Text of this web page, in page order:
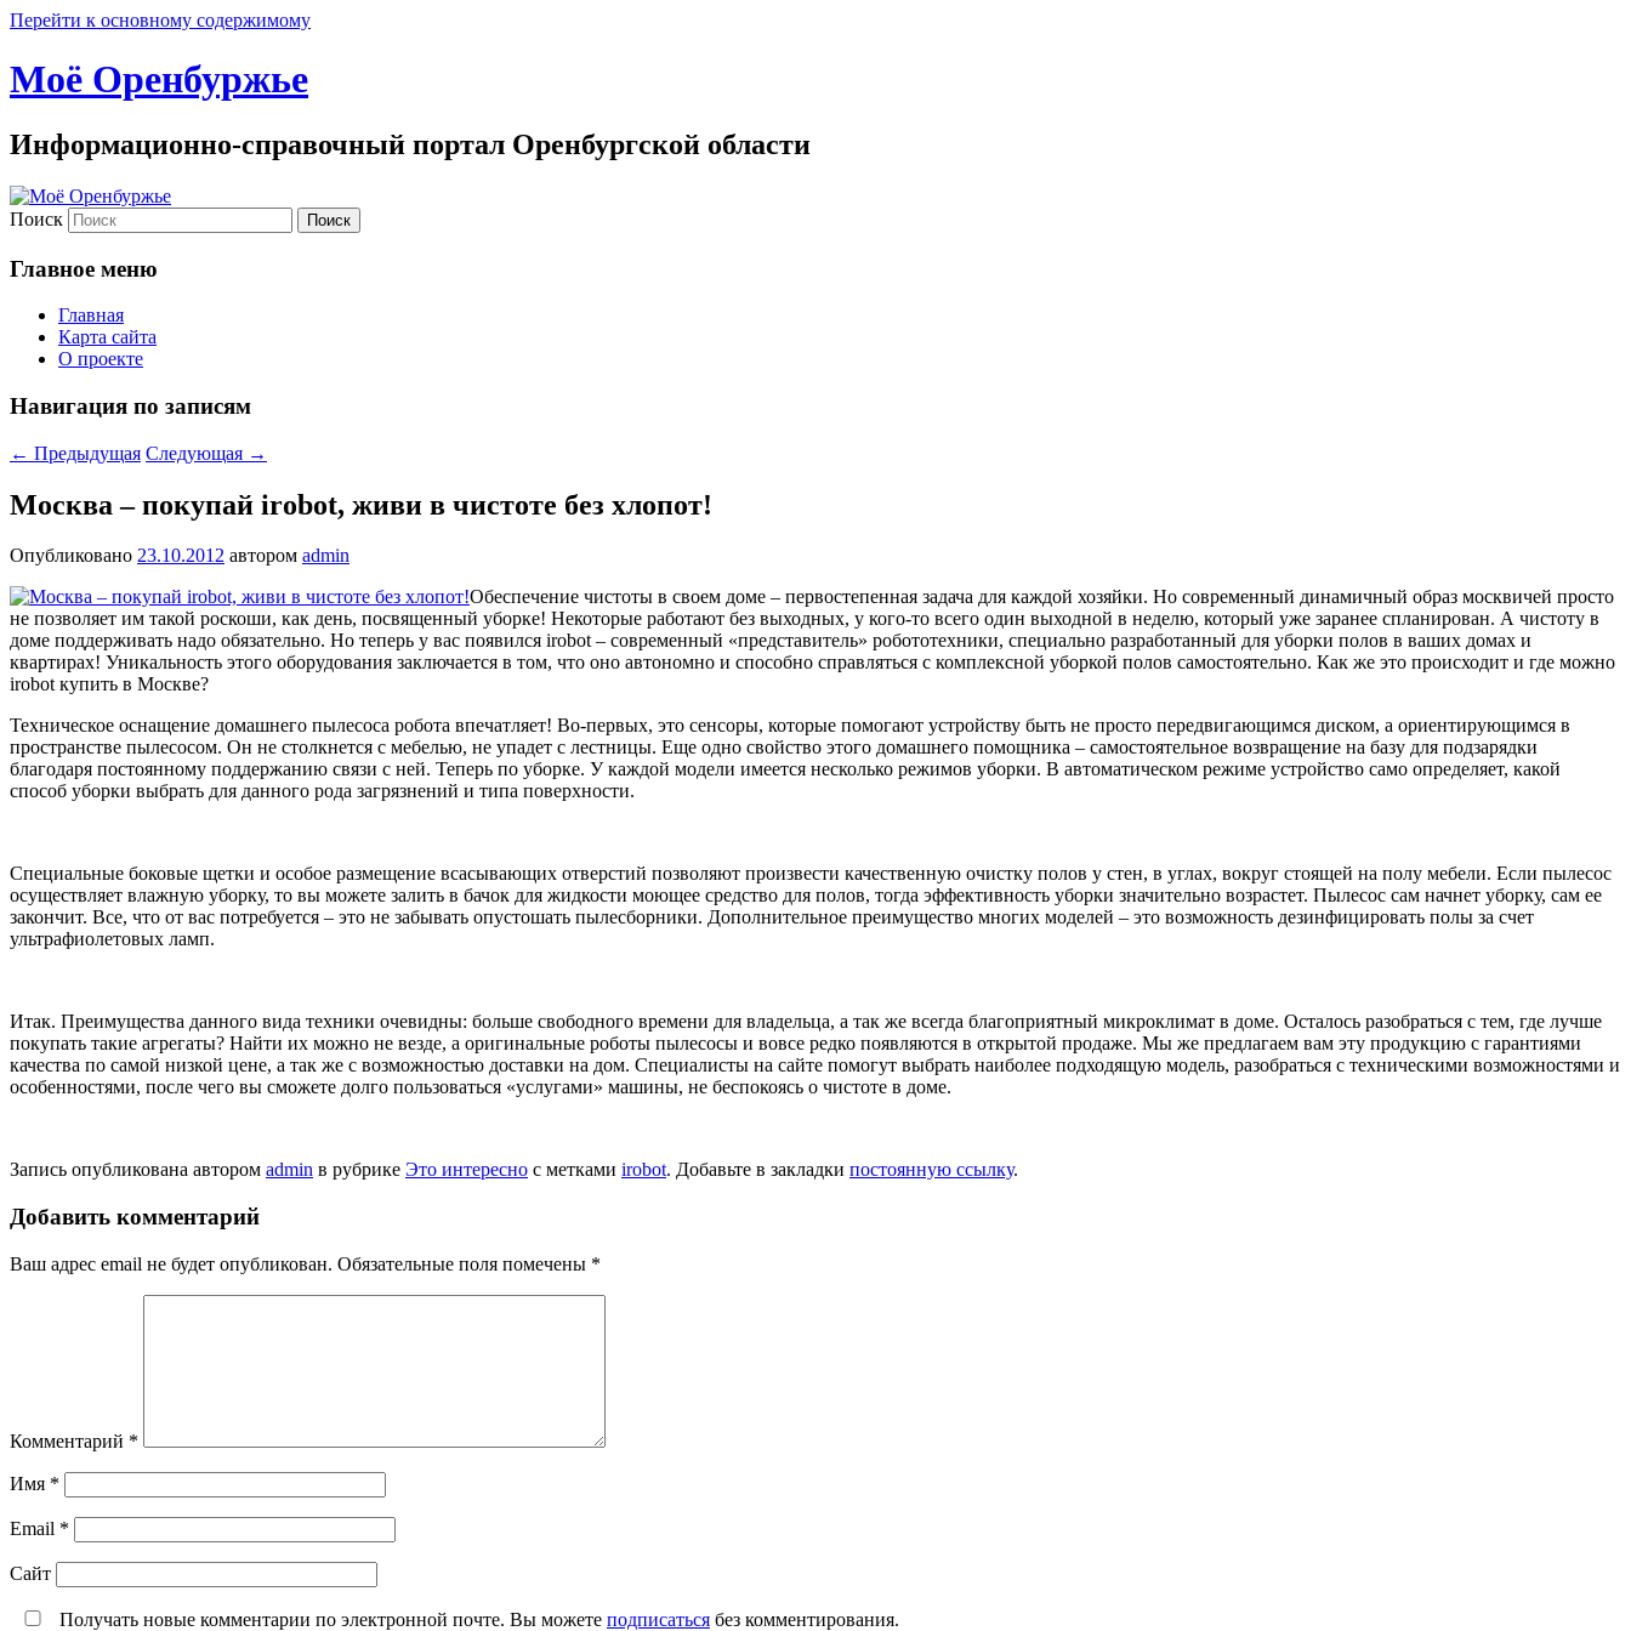
Перейти к основному содержимому
Моё Оренбуржье
Информационно-справочный портал Оренбургской области
Поиск
Главное меню
Главная
Карта сайта
О проекте
Навигация по записям
← Предыдущая Следующая →
Москва – покупай irobot, живи в чистоте без хлопот!
Опубликовано 23.10.2012 автором admin
Обеспечение чистоты в своем доме – первостепенная задача для каждой хозяйки. Но современный динамичный образ москвичей просто
не позволяет им такой роскоши, как день, посвященный уборке! Некоторые работают без выходных, у кого-то всего один выходной в неделю, который уже заранее спланирован. А чистоту в
доме поддерживать надо обязательно. Но теперь у вас появился irobot – современный «представитель» робототехники, специально разработанный для уборки полов в ваших домах и
квартирах! Уникальность этого оборудования заключается в том, что оно автономно и способно справляться с комплексной уборкой полов самостоятельно. Как же это происходит и где можно
irobot купить в Москве?
Техническое оснащение домашнего пылесоса робота впечатляет! Во-первых, это сенсоры, которые помогают устройству быть не просто передвигающимся диском, а ориентирующимся в
пространстве пылесосом. Он не столкнется с мебелью, не упадет с лестницы. Еще одно свойство этого домашнего помощника – самостоятельное возвращение на базу для подзарядки
благодаря постоянному поддержанию связи с ней. Теперь по уборке. У каждой модели имеется несколько режимов уборки. В автоматическом режиме устройство само определяет, какой
способ уборки выбрать для данного рода загрязнений и типа поверхности.
Специальные боковые щетки и особое размещение всасывающих отверстий позволяют произвести качественную очистку полов у стен, в углах, вокруг стоящей на полу мебели. Если пылесос
осуществляет влажную уборку, то вы можете залить в бачок для жидкости моющее средство для полов, тогда эффективность уборки значительно возрастет. Пылесос сам начнет уборку, сам ее
закончит. Все, что от вас потребуется – это не забывать опустошать пылесборники. Дополнительное преимущество многих моделей – это возможность дезинфицировать полы за счет
ультрафиолетовых ламп.
Итак. Преимущества данного вида техники очевидны: больше свободного времени для владельца, а так же всегда благоприятный микроклимат в доме. Осталось разобраться с тем, где лучше
покупать такие агрегаты? Найти их можно не везде, а оригинальные роботы пылесосы и вовсе редко появляются в открытой продаже. Мы же предлагаем вам эту продукцию с гарантиями
качества по самой низкой цене, а так же с возможностью доставки на дом. Специалисты на сайте помогут выбрать наиболее подходящую модель, разобраться с техническими возможностями и
особенностями, после чего вы сможете долго пользоваться «услугами» машины, не беспокоясь о чистоте в доме.
Запись опубликована автором admin в рубрике Это интересно с метками irobot. Добавьте в закладки постоянную ссылку.
Добавить комментарий
Ваш адрес email не будет опубликован. Обязательные поля помечены *
Комментарий *
Имя *
Email *
Сайт
Получать новые комментарии по электронной почте. Вы можете подписаться без комментирования.